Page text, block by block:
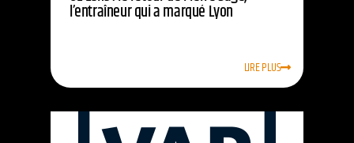
l’entraîneur qui a marqué Lyon
LIRE PLUS